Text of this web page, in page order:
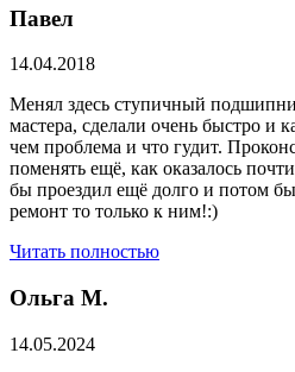
Павел
14.04.2018
Менял здесь ступичный
мастера, сделали очень быстро и
чем проблема и что гудит.
поменять ещё, как оказалось
бы проездил ещё долго и потом
ремонт то только к ним!:)
Читать полностью
Ольга М.
14.05.2024